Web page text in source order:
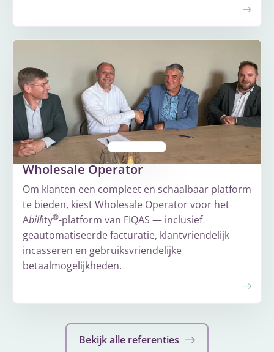
over
Wholesale Operator
Om klanten een compleet en schaalbaar platform
te bieden, kiest Wholesale Operator voor het
Abillity®-platform van FIQAS — inclusief
geautomatiseerde facturatie, klantvriendelijk
incasseren en gebruiksvriendelijke
betaalmogelijkheden.
Bekijk alle referenties